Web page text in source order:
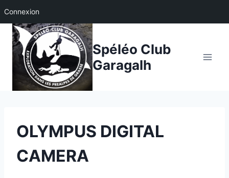
Connexion
Aller
contenu
Spéléo Club
Garagalh
OLYMPUS DIGITAL
CAMERA